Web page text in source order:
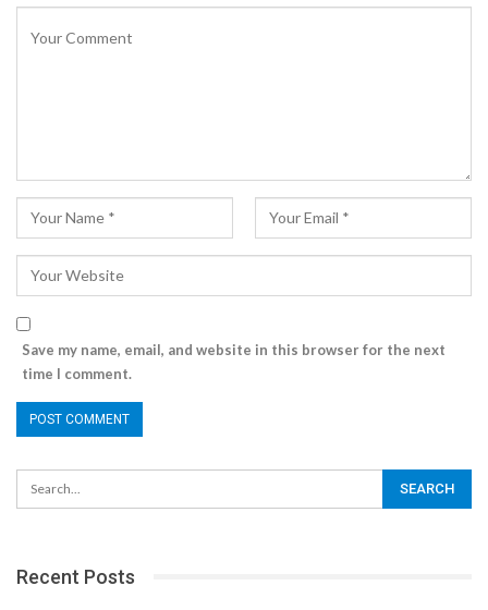
Save my name, email, and website in this browser for the next
time I comment.
Recent Posts